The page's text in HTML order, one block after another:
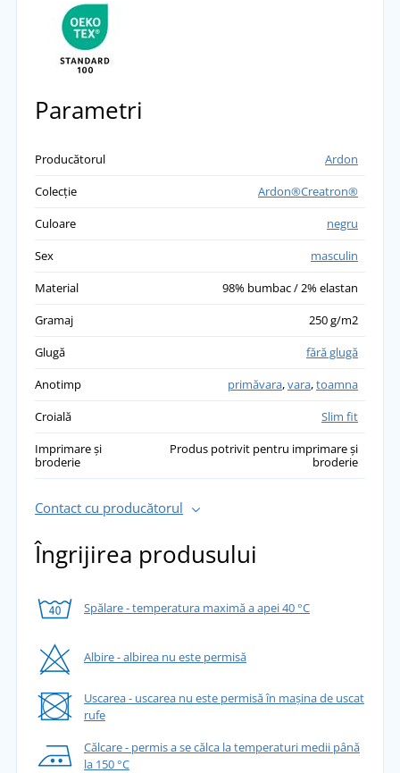
Parametri
Producătorul
Ardon
Colecție
Ardon®Creatron®
Culoare
negru
Sex
masculin
Material
98% bumbac / 2% elastan
Gramaj
250 g/m2
Glugă
fără glugă
Anotimp
primăvara,vara,toamna
Croială
Slim fit
Imprimare și
broderie
Produs potrivit pentru imprimare și
broderie
Contact cu producătorul
Îngrijirea produsului
Spălare - temperatura maximă a apei 40 °C
Albire - albirea nu este permisă
Uscarea - uscarea nu este permisă în mașina de uscat
rufe
Călcare - permis a se călca la temperaturi medii până
la 150 °C